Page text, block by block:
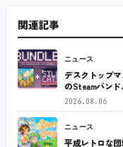
関連記事
ニュース
デスクトップ
のSteamバン
2026.08.06
ニュース
平成レトロな団